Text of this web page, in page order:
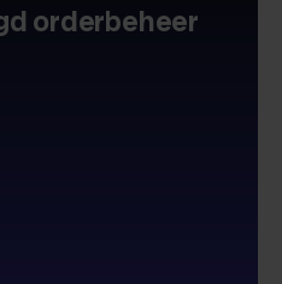
orderbeheer